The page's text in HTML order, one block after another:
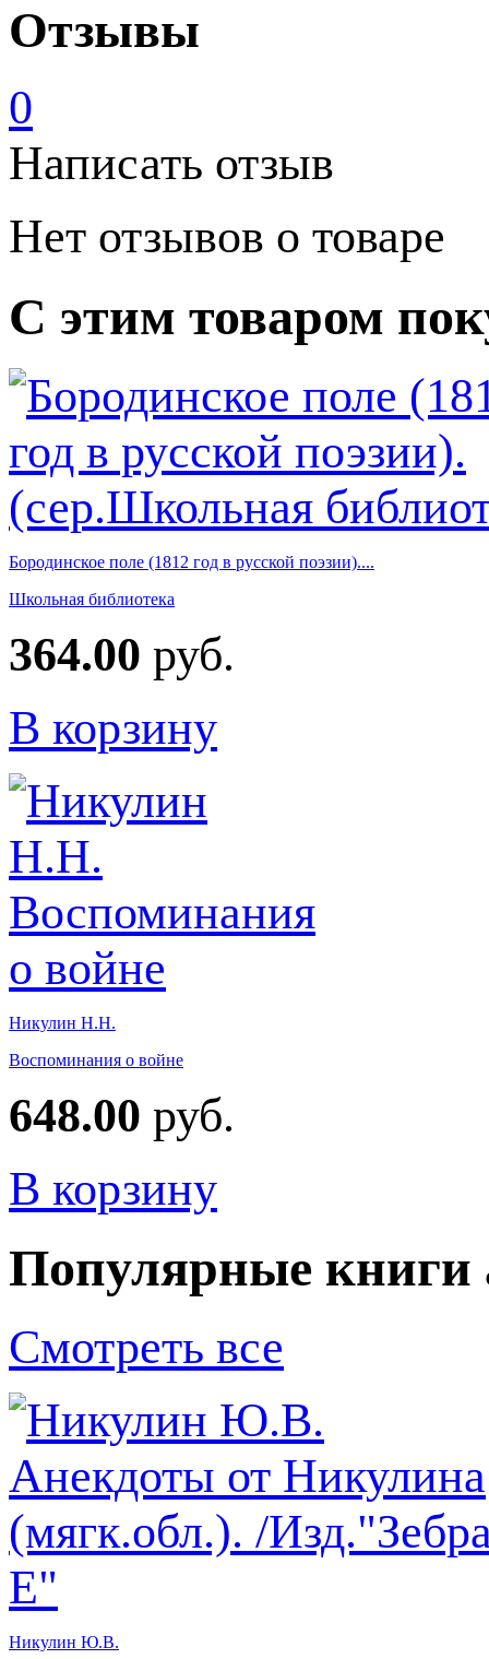
Отзывы
0
Написать отзыв
Нет отзывов о товаре
С этим товаром
Бородинское поле (1812 год в русской поэзии)....
Школьная библиотека
364.00 руб.
В корзину
Никулин Н.Н.
Воспоминания о войне
648.00 руб.
В корзину
Популярные книги
Смотреть все
Никулин Ю.В.